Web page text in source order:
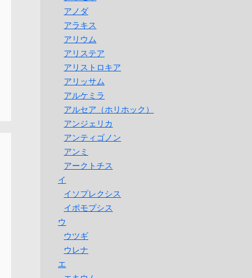
アノダ
アラキス
アリウム
アリステア
アリストロキア
アリッサム
アルケミラ
アルセア（ホリホック）
アンジェリカ
アンティゴノン
アンミ
アークトチス
イ
イソプレクシス
イポモプシス
ウ
ウツギ
ウレナ
エ